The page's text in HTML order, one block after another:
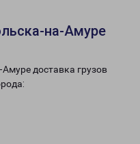
на-Амуре
доставка грузов